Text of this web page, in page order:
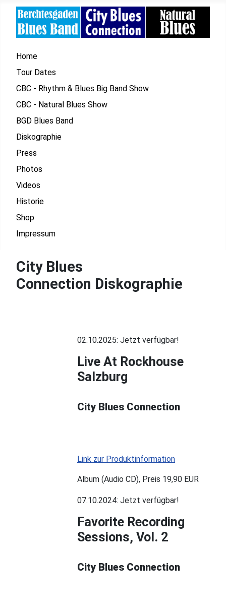
Home
Tour Dates
CBC - Rhythm & Blues Big Band Show
CBC - Natural Blues Show
BGD Blues Band
Diskographie
Press
Photos
Videos
Historie
Shop
Impressum
City Blues
Connection Diskographie
02.10.2025: Jetzt verfügbar!
Live At Rockhouse
Salzburg
City Blues Connection
Link zur Produktinformation
Album (Audio CD), Preis 19,90 EUR
07.10.2024: Jetzt verfügbar!
Favorite Recording
Sessions, Vol. 2
City Blues Connection